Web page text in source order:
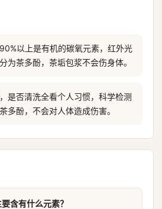
以上是有机的碳氧元素，红外光
为茶多酚，茶垢包浆不会伤身体。
是否清洗全看个人习惯，科学检测
多酚，不会对人体造成伤害。
含有什么元素？